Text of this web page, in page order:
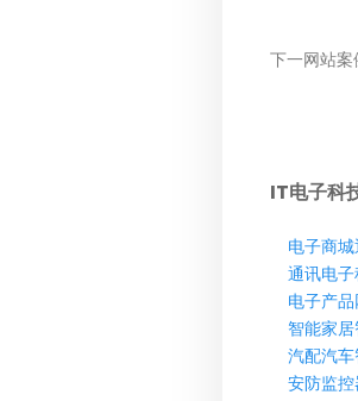
下一网站案
IT电子科
电子商
通讯电
电子产
智能家
汽配汽
安防监